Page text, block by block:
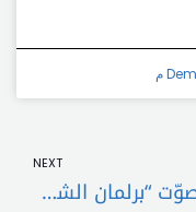
NEXT
كيف صوّت “برلمان الشمال”؟